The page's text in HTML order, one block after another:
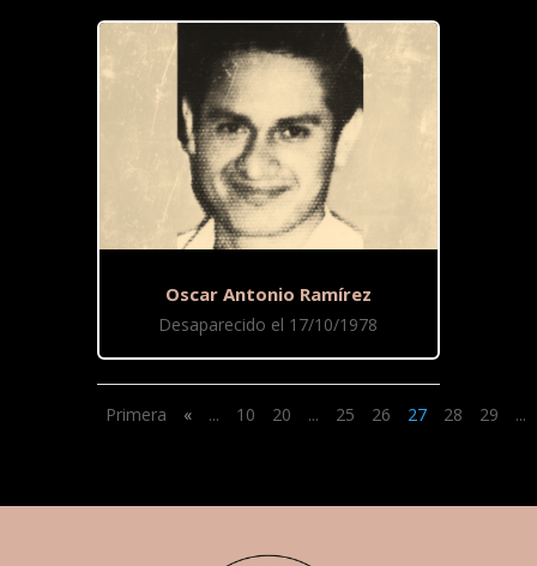
Oscar Antonio Ramírez
Desaparecido el 17/10/1978
Primera « ... 10 20 ... 25 26 27 28 29 ...